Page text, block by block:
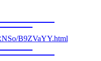
B9ZVaYY.html